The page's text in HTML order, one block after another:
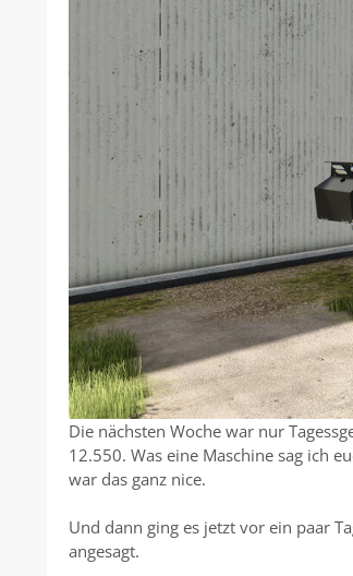
Die nächsten Woche war nur
12.550. Was eine Maschine sag ich
war das ganz nice.
Und dann ging es jetzt vor ein paar
angesagt.